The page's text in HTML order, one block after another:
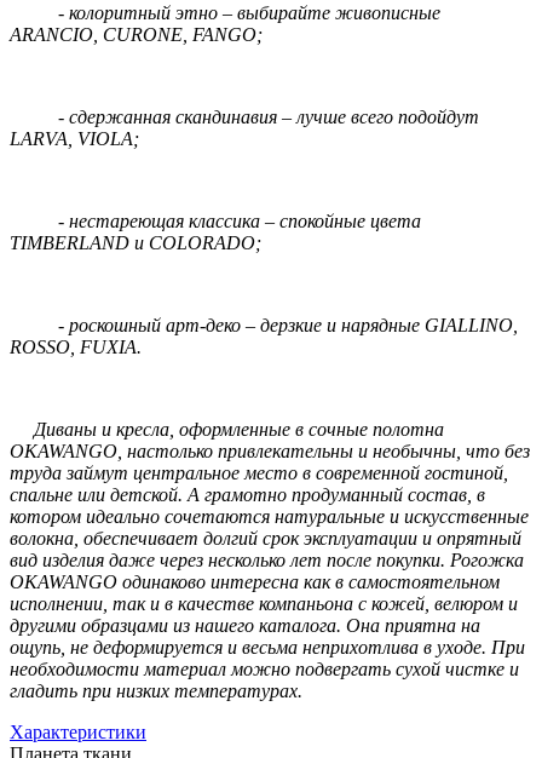
- колоритный этно – выбирайте живописные
ARANCIO, CURONE, FANGO;
- сдержанная скандинавия – лучше всего подойдут
LARVA, VIOLA;
- нестареющая классика – спокойные цвета
TIMBERLAND и COLORADO;
- роскошный арт-деко – дерзкие и нарядные GIALLINO,
ROSSO, FUXIA.
Диваны и кресла, оформленные в сочные полотна
OKAWANGO, настолько привлекательны и необычны, что без
труда займут центральное место в современной гостиной,
спальне или детской. А грамотно продуманный состав, в
котором идеально сочетаются натуральные и искусственные
волокна, обеспечивает долгий срок эксплуатации и опрятный
вид изделия даже через несколько лет после покупки. Рогожка
OKAWANGO одинаково интересна как в самостоятельном
исполнении, так и в качестве компаньона с кожей, велюром и
другими образцами из нашего каталога. Она приятна на
ощупь, не деформируется и весьма неприхотлива в уходе. При
необходимости материал можно подвергать сухой чистке и
гладить при низких температурах.
Характеристики
Планета ткани